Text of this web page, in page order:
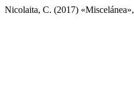
Nicolaita, C. (2017) «Miscelánea»,